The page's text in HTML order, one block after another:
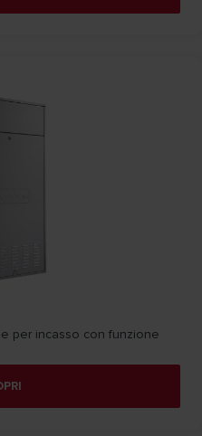
per incasso con funzione